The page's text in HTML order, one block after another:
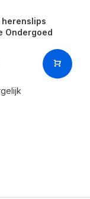
Ondergoed